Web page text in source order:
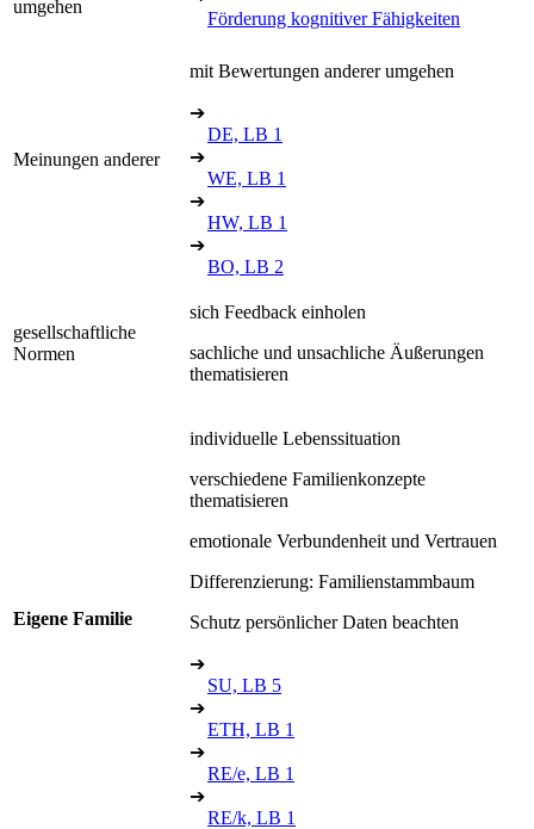
umgehen
Förderung kognitiver Fähigkeiten
Meinungen anderer
mit Bewertungen anderer umgehen
➔
DE, LB 1
➔
WE, LB 1
➔
HW, LB 1
➔
BO, LB 2
gesellschaftliche
Normen
sich Feedback einholen
sachliche und unsachliche Äußerungen
thematisieren
Eigene Familie
individuelle Lebenssituation
verschiedene Familienkonzepte
thematisieren
emotionale Verbundenheit und Vertrauen
Differenzierung: Familienstammbaum
Schutz persönlicher Daten beachten
➔
SU, LB 5
➔
ETH, LB 1
➔
RE/e, LB 1
➔
RE/k, LB 1